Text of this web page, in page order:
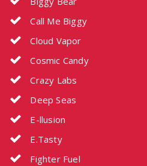
Call Me Biggy
Cloud Vapor
Cosmic Candy
Crazy Labs
Deep Seas
E-llusion
E.Tasty
Fighter Fuel